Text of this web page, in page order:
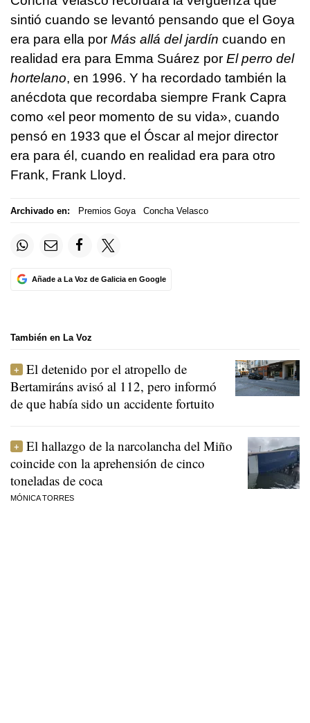
sintió cuando se levantó pensando que el Goya
era para ella por Más allá del jardín cuando en
realidad era para Emma Suárez por El perro del
hortelano, en 1996. Y ha recordado también la
anécdota que recordaba siempre Frank Capra
como «el peor momento de su vida», cuando
pensó en 1933 que el Óscar al mejor director
era para él, cuando en realidad era para otro
Frank, Frank Lloyd.
Archivado en: Premios Goya Concha Velasco
Añade a La Voz de Galicia en Google
También en La Voz
El detenido por el atropello de
Bertamiráns avisó al 112, pero informó
de que había sido un accidente fortuito
El hallazgo de la narcolancha del Miño
coincide con la aprehensión de cinco
toneladas de coca
MÓNICA TORRES